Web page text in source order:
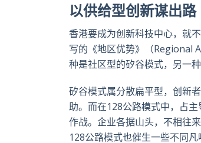
以供给型创新谋出路
香港要成为创新科技中心，就
写的《地区优势》（Regional
种是社区型的矽谷模式，另一
矽谷模式属分散扁平型，创新
助。而在128公路模式中，占
作战。企业各据山头，不相往
128公路模式也催生一些不同凡